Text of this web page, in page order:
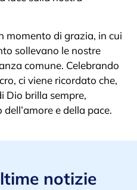
momento di grazia, in cui
sollevano le nostre
comune. Celebrando
ci viene ricordato che,
Dio brilla sempre,
e della pace.
notizie